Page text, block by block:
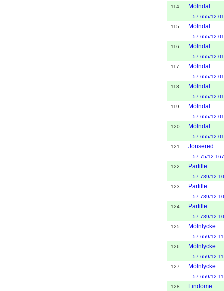
114
Mölndal
57.655/
115
Mölndal
57.655/
116
Mölndal
57.655/
117
Mölndal
57.655/
118
Mölndal
57.655/
119
Mölndal
57.655/
120
Mölndal
57.655/
121
Jonsered
57.75/
122
Partille
57.739/
123
Partille
57.739/
124
Partille
57.739/
125
Mölnlycke
57.659/
126
Mölnlycke
57.659/
127
Mölnlycke
57.659/
128
Lindome